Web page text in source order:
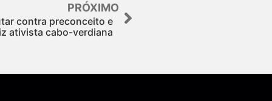
PRÓXIMO
contra preconceito e
ativista cabo-verdiana